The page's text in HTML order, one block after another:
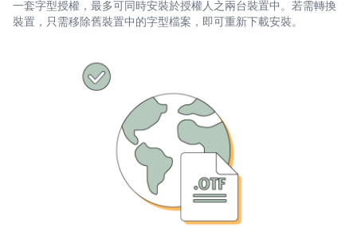
一套字型授權，最多可同時安裝於授權人之兩台裝置中。若需轉換
裝置，只需移除舊裝置中的字型檔案，即可重新下載安裝。